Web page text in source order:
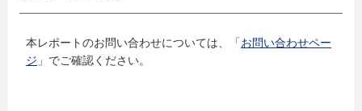
本レポートのお問い合わせについては、「お問い合わせペー
ジ 」でご確認ください。